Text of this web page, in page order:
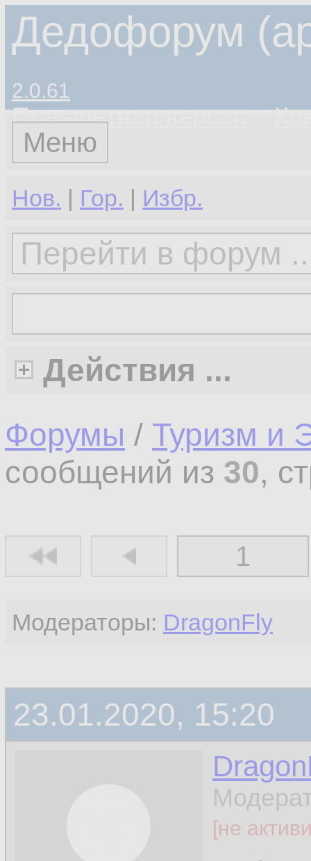
Дедофорум
2.0.61
Планшетная версия
Меню
Нов. | Гор. | Избр.
Действия ...
Форумы / Туризм и
сообщений из 30,
1
Модераторы: DragonFly
23.01.2020, 15:20
[не